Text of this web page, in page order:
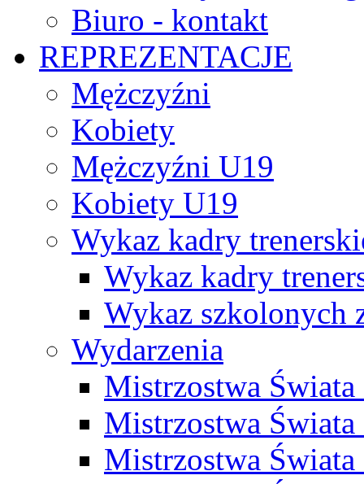
Biuro - kontakt
REPREZENTACJE
Mężczyźni
Kobiety
Mężczyźni U19
Kobiety U19
Wykaz kadry
Wykaz kadry
Wykaz szkolonych
Wydarzenia
Mistrzostwa
Mistrzostwa
Mistrzostwa